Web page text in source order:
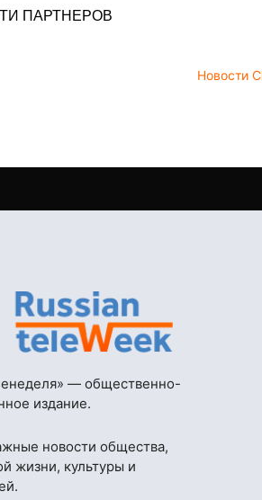
ПАРТНЕРОВ
Новости
— общественно-
издание.
новости общества,
жизни, культуры и